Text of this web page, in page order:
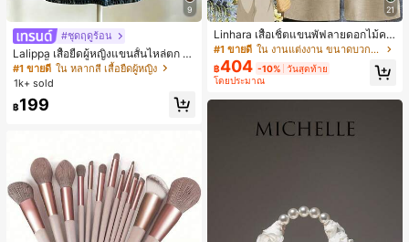
9
#ชุดฤดูร้อน
Lalippa เสื้อยืดผู้หญิงแขนสั้นไหล่ตก ค
อวีปกเสื้อ ลายพิมพ์ดิจิทัลลายทาง สไตล์
สปอร์ตแฟชั่นมินิมอล ของขวัญสำหรับเ
พื่อน
#1 ขายดี ใน หลากสี เสื้อยืดผู้หญิง
1k+ sold
฿199
21
Linhara เสื้อเชิ้ตแขนพัฟลายดอกไม้คอ
ปกไม่สมมาตรสำหรับผู้หญิงไซส์ใหญ่ +
กางเกงลำลองทรงหลวมเอวยางยืด 2 ชิ้
น สำหรับฤดูใบไม้ผลิ/ฤดูร้อน
#1 ขายดี ใน งานแต่งงาน ขนาดบวก Co-Ords
฿404 -10% วันสุดท้าย
โดยประมาณ